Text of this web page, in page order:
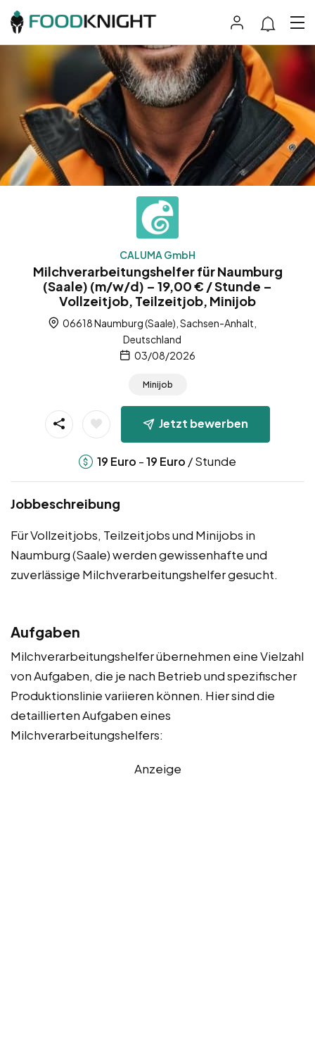
CALUMA GmbH
Milchverarbeitungshelfer für Naumburg
(Saale) (m/w/d) – 19,00 € / Stunde –
Vollzeitjob, Teilzeitjob, Minijob
06618 Naumburg (Saale), Sachsen-Anhalt,
Deutschland
03/08/2026
Minijob
Jetzt bewerben
19 Euro -19 Euro / Stunde
Jobbeschreibung
Für Vollzeitjobs, Teilzeitjobs und Minijobs in
Naumburg (Saale) werden gewissenhafte und
zuverlässige Milchverarbeitungshelfer gesucht.
Aufgaben
Milchverarbeitungshelfer übernehmen eine Vielzahl
von Aufgaben, die je nach Betrieb und spezifischer
Produktionslinie variieren können. Hier sind die
detaillierten Aufgaben eines
Milchverarbeitungshelfers:
Anzeige